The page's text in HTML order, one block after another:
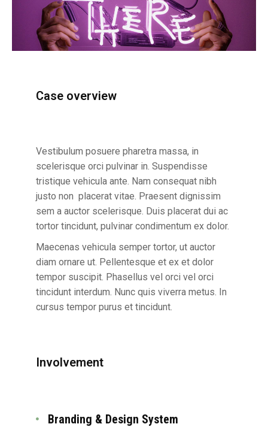
Case overview
Vestibulum posuere pharetra massa, in
scelerisque orci pulvinar in. Suspendisse
tristique vehicula ante. Nam consequat nibh
justo non placerat vitae. Praesent dignissim
sem a auctor scelerisque. Duis placerat dui ac
tortor tincidunt, pulvinar condimentum ex dolor.
Maecenas vehicula semper tortor, ut auctor
diam ornare ut. Pellentesque et ex et dolor
tempor suscipit. Phasellus vel orci vel orci
tincidunt interdum. Nunc quis viverra metus. In
cursus tempor purus et tincidunt.
Involvement
Branding & Design System